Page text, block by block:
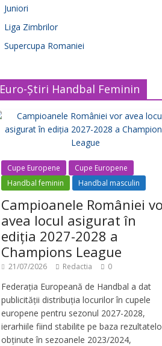
Juniori
Liga Zimbrilor
Supercupa Romaniei
Euro-Știri Handbal Feminin
Cupe Europene
Cupe Europene
Handbal feminin
Handbal masculin
Campioanele României
avea locul asigurat în
ediția 2027-2028 a
Champions League
21/07/2026 Redactia 0
Federația Europeană de Handbal a dat
publicității distribuția locurilor în cupele
europene pentru sezonul 2027-2028,
ierarhiile fiind stabilite pe baza
obținute în sezoanele 2023/2024,